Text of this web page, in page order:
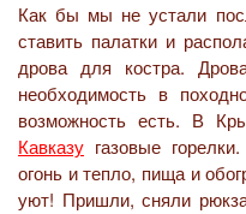
Как бы мы не устали
ставить палатки и
дрова для костра.
необходимость в
возможность есть. В
Кавказу газовые
огонь и тепло, пища и
уют! Пришли, сняли